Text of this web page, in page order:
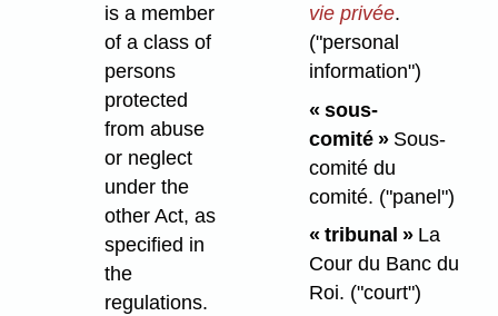
is a member
of a class of
persons
protected
from abuse
or neglect
under the
other Act, as
specified in
the
regulations.
vie privée.
("personal
information")
« sous-
comité »Sous-
comité du
comité. ("panel")
« tribunal »La
Cour du Banc du
Roi. ("court")